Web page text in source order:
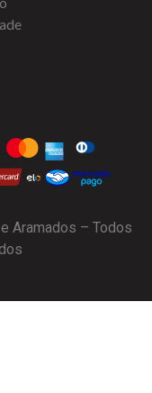
Aramados – Todos